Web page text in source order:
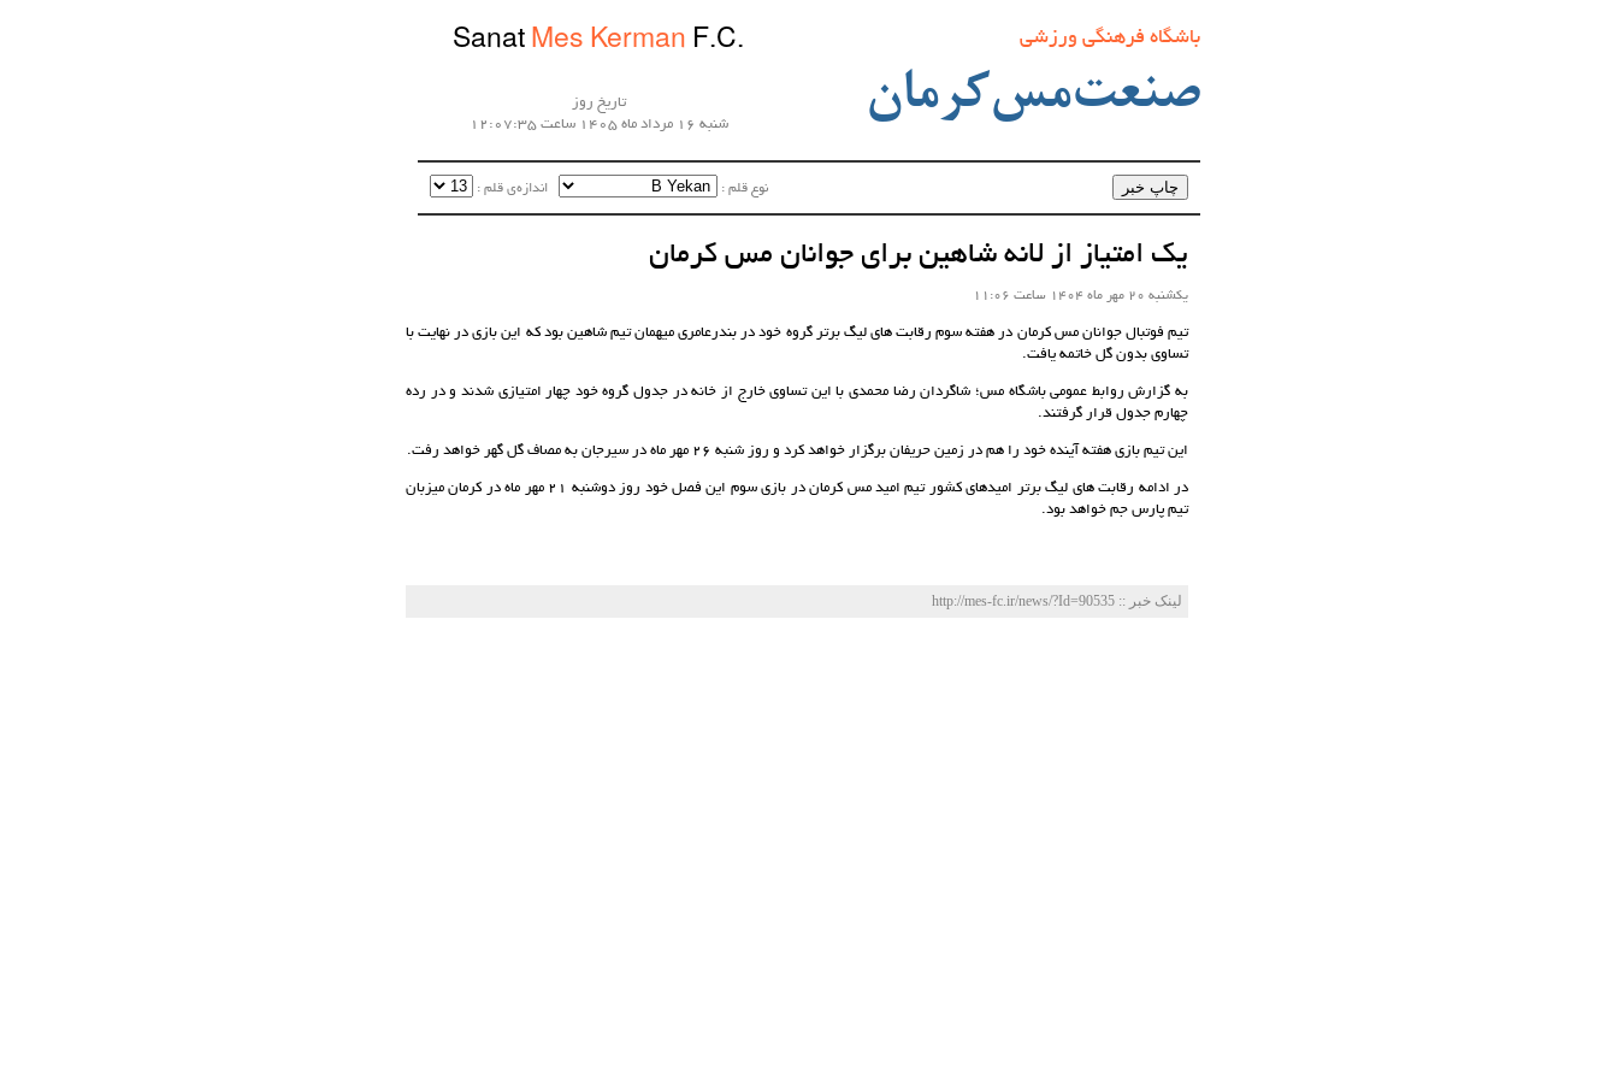
باشگاه فرهنگی ورزشی
صنعت‌مس‌کرمان
Sanat Mes Kerman F.C.
تاریخ روز
شنبه 16 مرداد ماه 1405 ساعت 12:07:35
نوع قلم :‌ اندازه‌ی قلم :‌
یک امتیاز از لانه شاهین برای جوانان مس کرمان
یکشنبه 20 مهر ماه 1404 ساعت 11:06
تیم فوتبال جوانان مس کرمان در هفته سوم رقابت های لیگ برتر گروه خود در بندرعامری میهمان تیم شاهین بود که این بازی در نهایت با
تساوی بدون گل خاتمه یافت.
به گزارش روابط عمومی باشگاه مس؛ شاگردان رضا محمدی با این تساوی خارج از خانه در جدول گروه خود چهار امتیازی شدند و در رده
چهارم جدول قرار گرفتند.
این تیم بازی هفته آینده خود را هم در زمین حریفان برگزار خواهد کرد و روز شنبه 26 مهر ماه در سیرجان به مصاف گل گهر خواهد رفت.
در ادامه رقابت های لیگ برتر امیدهای کشور تیم امید مس کرمان در بازی سوم این فصل خود روز دوشنبه 21 مهر ماه در کرمان میزبان
تیم پارس جم خواهد بود.
لینک خبر‌ :: http://mes-fc.ir/news/?Id=90535